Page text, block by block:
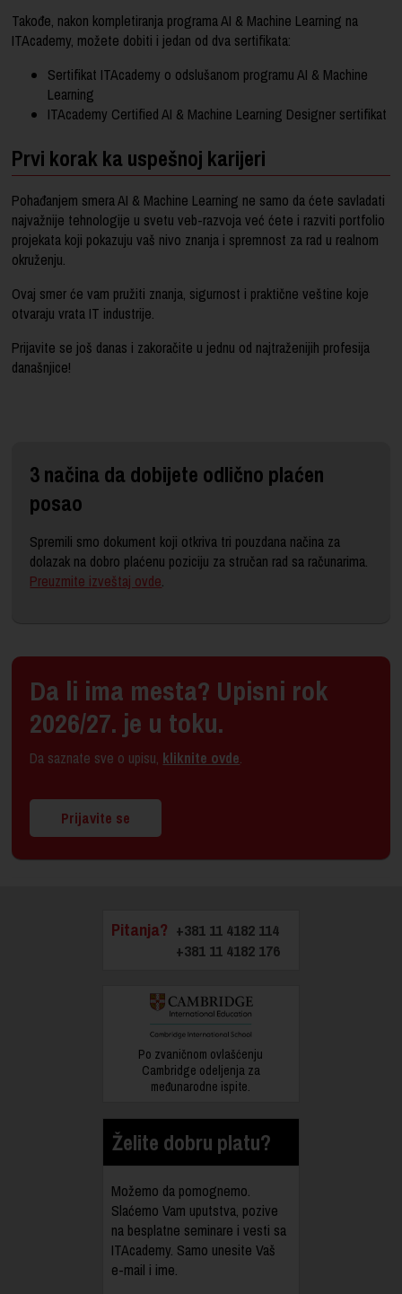
Takođe, nakon kompletiranja programa AI & Machine Learning na
ITAcademy, možete dobiti i jedan od dva sertifikata:
Sertifikat ITAcademy o odslušanom programu AI & Machine
Learning
ITAcademy Certified AI & Machine Learning Designer sertifikat
Prvi korak ka uspešnoj karijeri
Pohađanjem smera AI & Machine Learning ne samo da ćete savladati
najvažnije tehnologije u svetu veb-razvoja već ćete i razviti portfolio
projekata koji pokazuju vaš nivo znanja i spremnost za rad u realnom
okruženju.
Ovaj smer će vam pružiti znanja, sigurnost i praktične veštine koje
otvaraju vrata IT industrije.
Prijavite se još danas i zakoračite u jednu od najtraženijih profesija
današnjice!
3 načina da dobijete odlično plaćen
posao
Spremili smo dokument koji otkriva tri pouzdana načina za
dolazak na dobro plaćenu poziciju za stručan rad sa računarima.
Preuzmite izveštaj ovde.
Da li ima mesta? Upisni rok
2026/27. je u toku.
Da saznate sve o upisu, kliknite ovde.
Prijavite se
Pitanja? +381 11 4182 114
+381 11 4182 176
Po zvaničnom ovlašćenju
Cambridge odeljenja za
međunarodne ispite.
Želite dobru platu?
Možemo da pomognemo.
Slaćemo Vam uputstva, pozive
na besplatne seminare i vesti sa
ITAcademy. Samo unesite Vaš
e-mail i ime.